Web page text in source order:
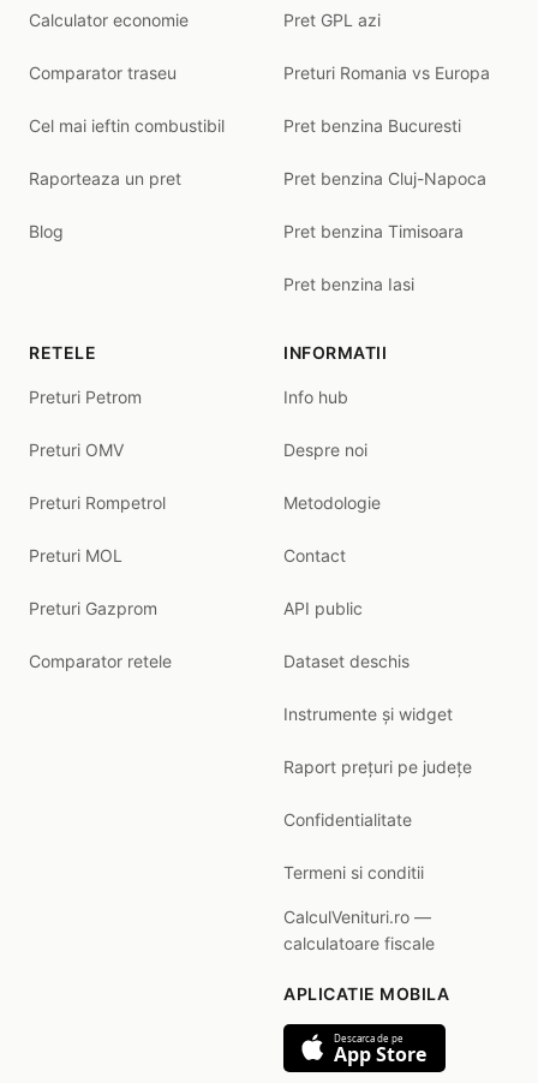
Calculator economie
Comparator traseu
Cel mai ieftin combustibil
Raporteaza un pret
Blog
Pret GPL azi
Preturi Romania vs Europa
Pret benzina Bucuresti
Pret benzina Cluj-Napoca
Pret benzina Timisoara
Pret benzina Iasi
RETELE
Preturi Petrom
Preturi OMV
Preturi Rompetrol
Preturi MOL
Preturi Gazprom
Comparator retele
INFORMATII
Info hub
Despre noi
Metodologie
Contact
API public
Dataset deschis
Instrumente și widget
Raport prețuri pe județe
Confidentialitate
Termeni si conditii
CalculVenituri.ro —
calculatoare fiscale
APLICATIE MOBILA
Descarca de pe
App Store